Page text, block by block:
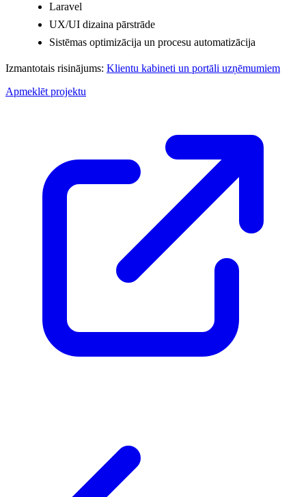
Laravel
UX/UI dizaina pārstrāde
Sistēmas optimizācija un procesu automatizācija
Izmantotais risinājums: Klientu kabineti un portāli uzņēmumiem
Apmeklēt projektu